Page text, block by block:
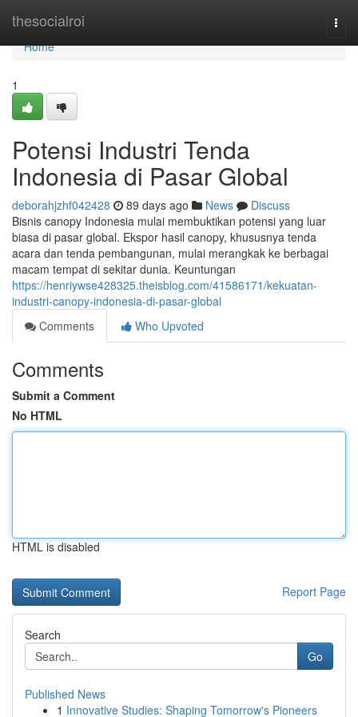
thesocialroi
Home
Home
1
Potensi Industri Tenda
Indonesia di Pasar Global
deborahjzhf042428 89 days ago News
Discuss
Bisnis canopy Indonesia mulai membuktikan potensi yang luar
biasa di pasar global. Ekspor hasil canopy, khususnya tenda
acara dan tenda pembangunan, mulai merangkak ke berbagai
macam tempat di sekitar dunia. Keuntungan
https://henriywse428325.theisblog.com/41586171/kekuatan-
industri-canopy-indonesia-di-pasar-global
Comments
Who Upvoted
Comments
Submit a Comment
No HTML
HTML is disabled
Report Page
Search
Go
Published News
1 Innovative Studies: Shaping Tomorrow's Pioneers